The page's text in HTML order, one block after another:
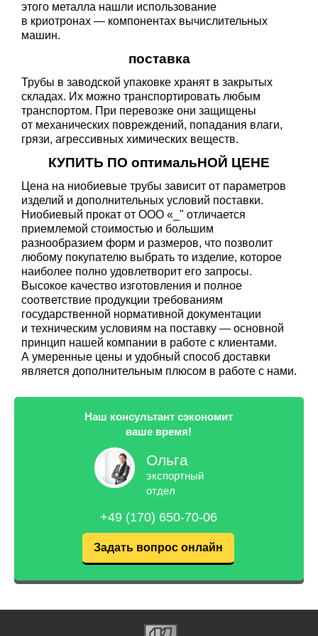
этого металла нашли использование
в криотронах — компонентах вычислительных
машин.
поставка
Трубы в заводской упаковке хранят в закрытых
складах. Их можно транспортировать любым
транспортом. При перевозке они защищены
от механических повреждений, попадания влаги,
грязи, агрессивных химических веществ.
КУПИТЬ ПО оптимальНОЙ ЦЕНЕ
Цена на ниобиевые трубы зависит от параметров
изделий и дополнительных условий поставки.
Ниобиевый прокат от ООО «_" отличается
приемлемой стоимостью и большим
разнообразием форм и размеров, что позволит
любому покупателю выбрать то изделие, которое
наиболее полно удовлетворит его запросы.
Высокое качество изготовления и полное
соответствие продукции требованиям
государственной нормативной документации
и техническим условиям на поставку — основной
принцип нашей компании в работе с клиентами.
А умеренные цены и удобный способ доставки
является дополнительным плюсом в работе с нами.
Наш консультант сэкономит
ваше время!
Ольга
экспортный
отдел
+49 (170) 650-70-06
Задать вопрос онлайн